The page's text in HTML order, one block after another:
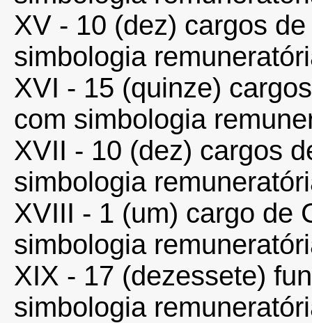
XV - 10 (dez) cargos
simbologia
XVI - 15 (quinze)
com simbologia
XVII - 10 (dez) cargos
simbologia
XVIII - 1 (um) cargo de
simbologia
XIX - 17 (dezessete)
simbologia